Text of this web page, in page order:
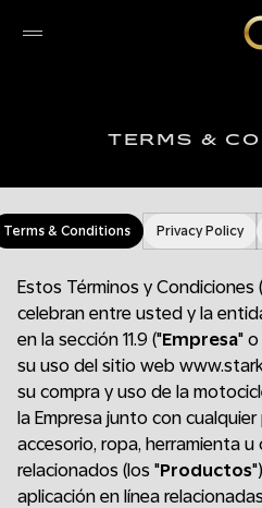
TERMS &
Terms & Conditions Privacy Policy
Estos Términos y Condiciones
celebran entre usted y la
en la sección 11.9 ("Empresa" o
su uso del sitio web
su compra y uso de la
la Empresa junto con
accesorio, ropa, herramienta
relacionados (los "Productos
aplicación en línea